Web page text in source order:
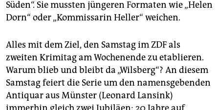
epaper login
Süden“. Sie mussten jüngeren Formaten wie „Helen
Dorn“ oder „Kommissarin Heller“ weichen.
Alles mit dem Ziel, den Samstag im ZDF als
zweiten Krimitag am Wochenende zu etablieren.
Warum blieb und bleibt da „Wilsberg“? An diesem
Samstag feiert die Serie um den namensgebenden
Antiquar aus Münster (Leonard Lansink)